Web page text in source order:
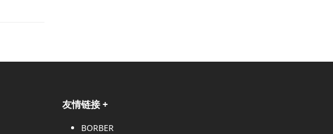
友情链接+
BORBER